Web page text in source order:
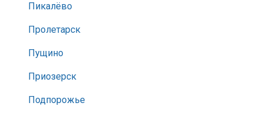
Пикалёво
Пролетарск
Пущино
Приозерск
Подпорожье